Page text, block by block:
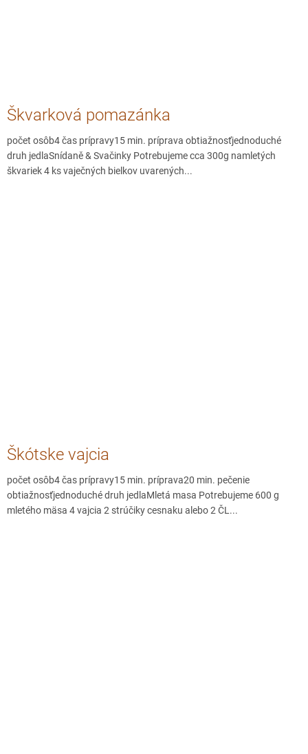
Škvarková pomazánka
počet osôb4 čas prípravy15 min. príprava obtiažnosťjednoduché
druh jedlaSnídaně & Svačinky Potrebujeme cca 300g namletých
škvariek 4 ks vaječných bielkov uvarených...
Škótske vajcia
počet osôb4 čas prípravy15 min. príprava20 min. pečenie
obtiažnosťjednoduché druh jedlaMletá masa Potrebujeme 600 g
mletého mäsa 4 vajcia 2 strúčiky cesnaku alebo 2 ČL...